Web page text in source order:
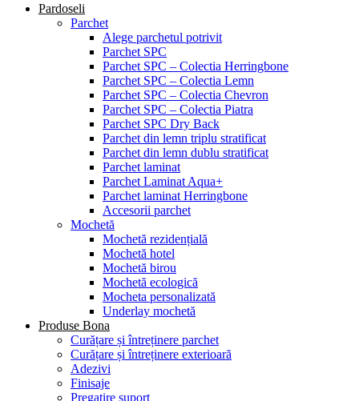
Pardoseli
Parchet
Alege parchetul potrivit
Parchet SPC
Parchet SPC – Colectia Herringbone
Parchet SPC – Colectia Lemn
Parchet SPC – Colectia Chevron
Parchet SPC – Colectia Piatra
Parchet SPC Dry Back
Parchet din lemn triplu stratificat
Parchet din lemn dublu stratificat
Parchet laminat
Parchet Laminat Aqua+
Parchet laminat Herringbone
Accesorii parchet
Mochetă
Mochetă rezidențială
Mochetă hotel
Mochetă birou
Mochetă ecologică
Mocheta personalizată
Underlay mochetă
Produse Bona
Curățare și întreținere parchet
Curățare și întreținere exterioară
Adezivi
Finisaje
Pregatire suport